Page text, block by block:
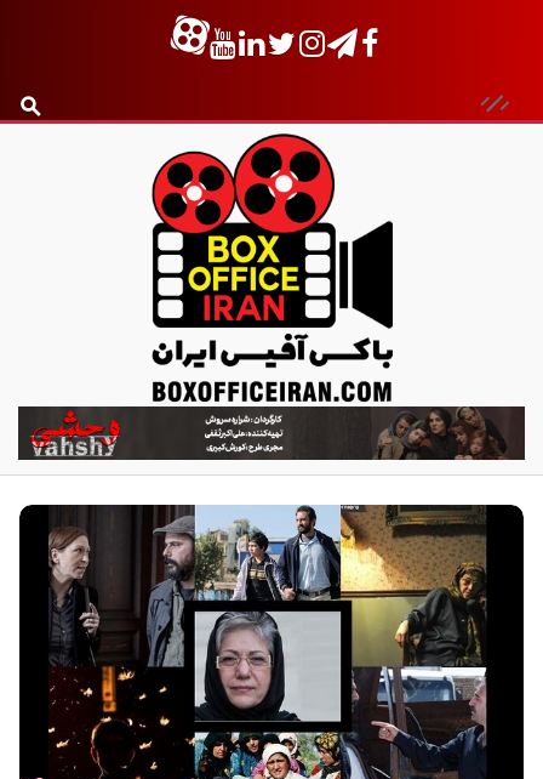
ب
ا
ک
س
آ
ف
ی
س
ا
ی
ر
ا
ن